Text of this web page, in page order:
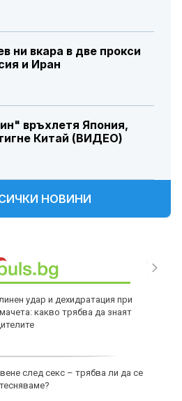
ни вкара в две прокси
и Иран
връхлетя Япония,
Китай (ВИДЕО)
НОВИНИ
удар и дехидратация при
какво трябва да знаят
след секс – трябва ли да се